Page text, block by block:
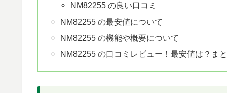
NM82255 の良い口コミ
NM82255 の最安値について
NM82255 の機能や概要について
NM82255 の口コミレビュー！最安値は？ま